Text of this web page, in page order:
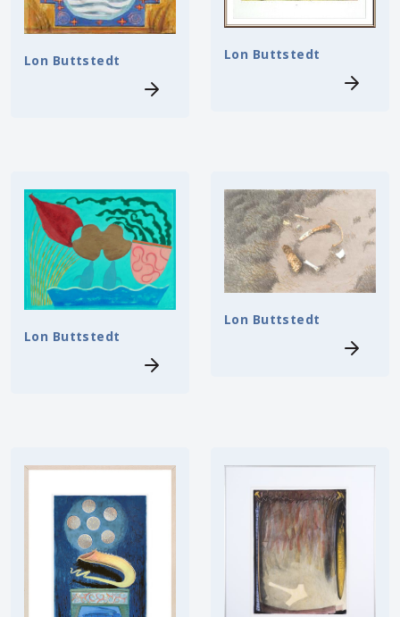
Lon Buttstedt Lon Buttstedt
Lon Buttstedt
Lon Buttstedt